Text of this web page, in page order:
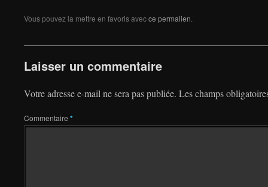
Vous pouvez la mettre en favoris avecce permalien
Laisser un commentaire
Votre adresse e-mail ne sera pas publiée. Les champs
Commentaire *